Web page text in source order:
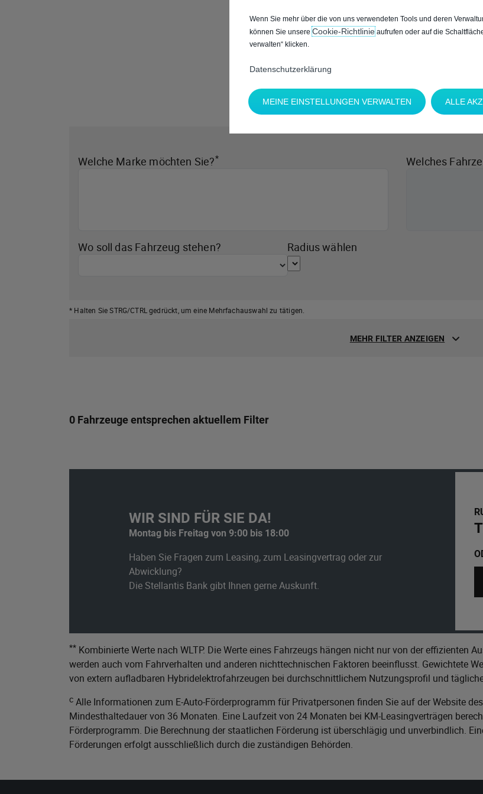
Welche Marke möchten Sie?* Welches
Wo soll das Fahrzeug stehen? Radius wählen
* Halten Sie STRG/CTRL gedrückt, um eine Mehrfachauswahl zu tätigen.
MEHR FILTER ANZEIGEN
0 Fahrzeuge entsprechen aktuellem Filter
WIR SIND FÜR SIE DA!
Montag bis Freitag von 9:00 bis 18:00
Haben Sie Fragen zum Leasing, zum Leasingvertrag oder zur
Abwicklung?
Die Stellantis Bank gibt Ihnen gerne Auskunft.
** Kombinierte Werte nach WLTP. Die Werte eines Fahrzeugs hängen nicht nur von der effizienten
werden auch vom Fahrverhalten und anderen nichttechnischen Faktoren beeinflusst. Gewichtete
von extern aufladbaren Hybridelektrofahrzeugen bei durchschnittlichem Nutzungsprofil und
c Alle Informationen zum E-Auto-Förderprogramm für Privatpersonen finden Sie auf der Website des
Mindesthaltedauer von 36 Monaten. Eine Laufzeit von 24 Monaten bei KM-Leasingverträgen
Förderprogramm. Die Berechnung der staatlichen Förderung ist überschlägig und unverbindlich.
Förderungen erfolgt ausschließlich durch die zuständigen Behörden.
Wenn Sie mehr über die von uns verwendeten Tools und deren
können Sie unsereCookie‑Richtlinieaufrufen oder auf die
verwalten“ klicken.
Datenschutzerklärung
MEINE EINSTELLUNGEN VERWALTEN ALLE